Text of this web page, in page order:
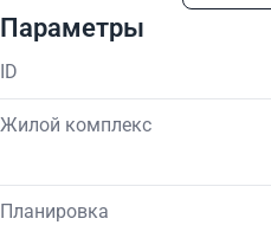
Параметры
ID
Жилой комплекс
Планировка